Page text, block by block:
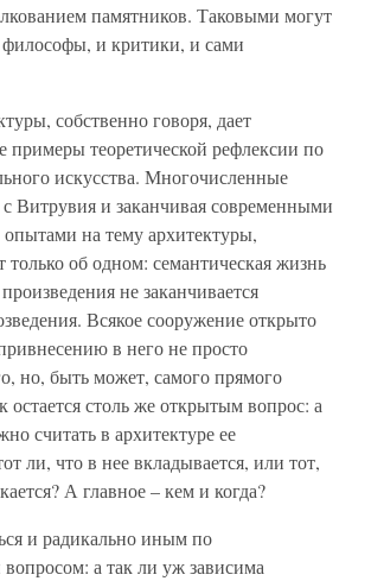
памятников. Таковыми могут
и критики, и сами
собственно говоря, дает
примеры теоретической рефлексии по
искусства. Многочисленные
Витрувия и заканчивая современными
на тему архитектуры,
только об одном: семантическая жизнь
не заканчивается
Всякое сооружение открыто
в него не просто
но, быть может, самого прямого
остается столь же открытым вопрос: а
считать в архитектуре ее
ли, что в нее вкладывается, или тот,
А главное – кем и когда?
и радикально иным по
а так ли уж зависима